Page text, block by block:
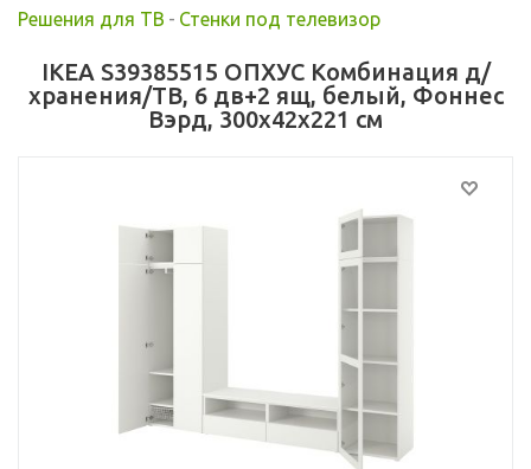
Решения для ТВ - Стенки под телевизор
IKEA S39385515 ОПХУС Комбинация д/
хранения/ТВ, 6 дв+2 ящ, белый, Фоннес
Вэрд, 300x42x221 см